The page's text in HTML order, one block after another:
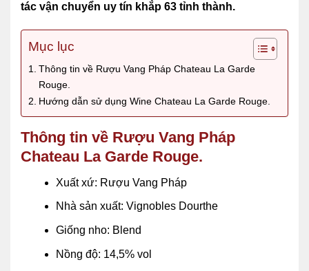
tác vận chuyển uy tín khắp 63 tỉnh thành.
Mục lục
Thông tin về Rượu Vang Pháp Chateau La Garde
Rouge.
Hướng dẫn sử dụng Wine Chateau La Garde Rouge.
Thông tin về Rượu Vang Pháp
Chateau La Garde Rouge.
Xuất xứ: Rượu Vang Pháp
Nhà sản xuất: Vignobles Dourthe
Giống nho: Blend
Nồng độ: 14,5% vol